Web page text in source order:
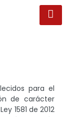
para el
de carácter
1581 de 2012